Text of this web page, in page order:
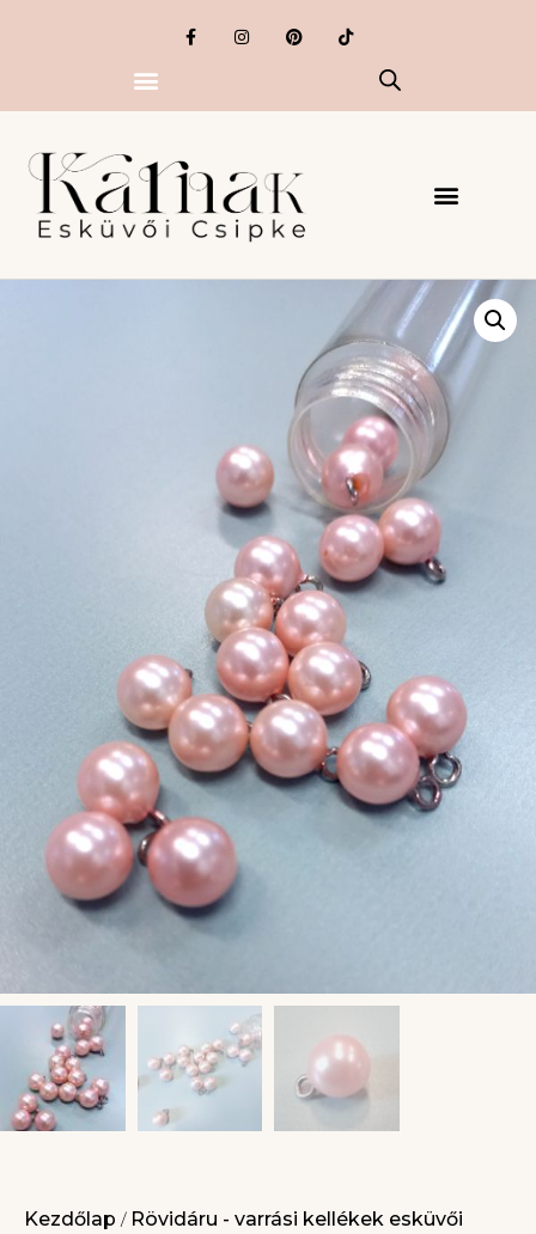
Kezdőlap / Rövidáru - varrási kellékek esküvői